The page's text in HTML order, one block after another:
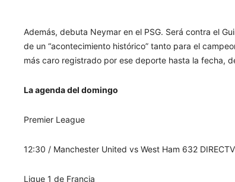
Además, debuta Neymar en el PSG. Será contra el
de un “acontecimiento histórico” tanto para el
más caro registrado por ese deporte hasta la fecha,
La agenda del domingo
Premier League
12:30 / Manchester United vs West Ham 632
Ligue 1 de Francia